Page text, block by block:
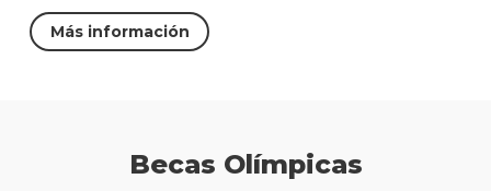
Más información
Becas Olímpicas